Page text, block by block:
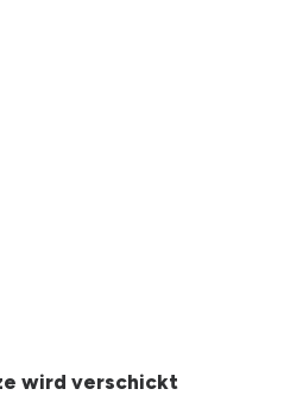
wird verschickt